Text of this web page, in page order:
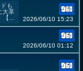
も
大革
【...
2026/06/10 15:23
2026/06/10 01:12